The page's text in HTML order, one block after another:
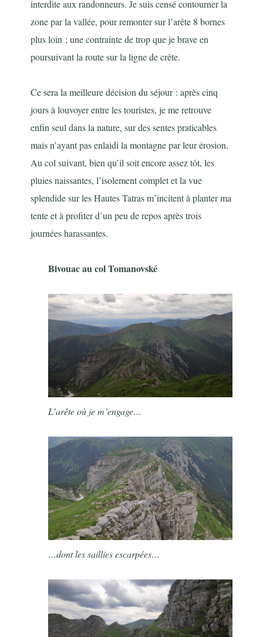
interdite aux randonneurs. Je suis censé contourner la
zone par la vallée, pour remonter sur l’arête 8 bornes
plus loin ; une contrainte de trop que je brave en
poursuivant la route sur la ligne de crête.
Ce sera la meilleure décision du séjour : après cinq
jours à louvoyer entre les touristes, je me retrouve
enfin seul dans la nature, sur des sentes praticables
mais n’ayant pas enlaidi la montagne par leur érosion.
Au col suivant, bien qu’il soit encore assez tôt, les
pluies naissantes, l’isolement complet et la vue
splendide sur les Hautes Tatras m’incitent à planter ma
tente et à profiter d’un peu de repos après trois
journées harassantes.
Bivouac au col Tomanovské
L’arête où je m’engage…
…dont les saillies escarpées…